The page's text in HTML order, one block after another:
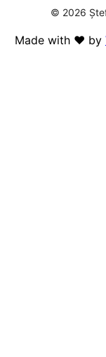
© 2026
Made with ❤️ by